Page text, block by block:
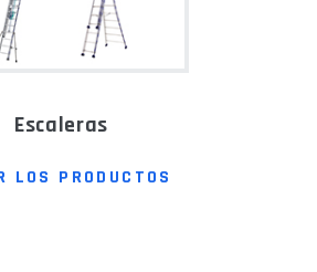
escaleras
LOS PRODUCTOS